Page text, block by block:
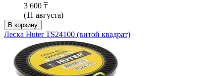
3 600 ₸
(11 августа)
В корзину
Леска Huter TS24100 (витой квадрат)